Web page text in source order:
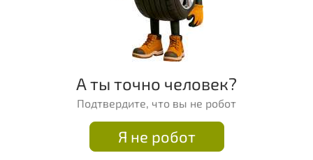
А ты точно человек?
Подтвердите, что вы не робот
Я не робот